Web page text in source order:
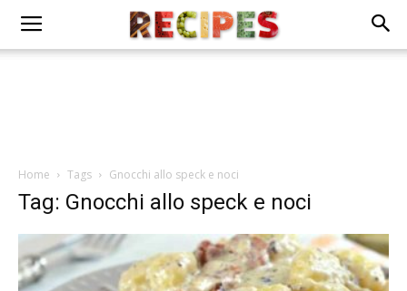
Home Tags Gnocchi allo speck e noci
Tag: Gnocchi allo speck e noci